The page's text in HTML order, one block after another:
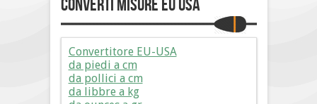
Converti Misure EU USA
Convertitore EU-USA
da piedi a cm
da pollici a cm
da libbre a kg